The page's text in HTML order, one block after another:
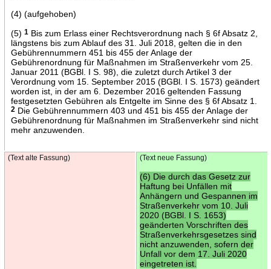
(4) (aufgehoben)
(5) 1Bis zum Erlass einer Rechtsverordnung nach § 6f Absatz 2,
längstens bis zum Ablauf des 31. Juli 2018, gelten die in den
Gebührennummern 451 bis 455 der Anlage der
Gebührenordnung für Maßnahmen im Straßenverkehr vom 25.
Januar 2011 (BGBl. I S. 98), die zuletzt durch Artikel 3 der
Verordnung vom 15. September 2015 (BGBl. I S. 1573) geändert
worden ist, in der am 6. Dezember 2016 geltenden Fassung
festgesetzten Gebühren als Entgelte im Sinne des § 6f Absatz 1.
2Die Gebührennummern 403 und 451 bis 455 der Anlage der
Gebührenordnung für Maßnahmen im Straßenverkehr sind nicht
mehr anzuwenden.
(Text alte Fassung) (Text neue Fassung)
(6) Die durch das Gesetz zur
Haftung bei Unfällen mit
Anhängern und Gespannen im
Straßenverkehr vom 10. Juli
2020 (BGBl. I S. 1653)
geänderten Vorschriften des
Straßenverkehrsgesetzes sind
nicht anzuwenden, sofern der
Unfall vor dem 17. Juli 2020
eingetreten ist.